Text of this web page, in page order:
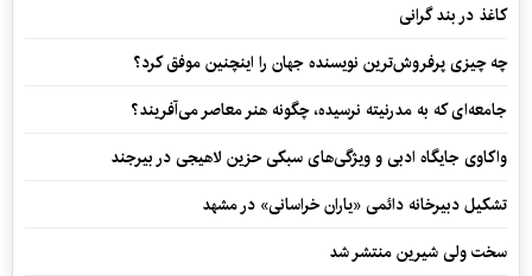
کاغذ در بند گرانی
چه چیزی پرفروش‌ترین نویسنده جهان را اینچنین موفق کرد؟
جامعه‌ای که به مدرنیته نرسیده، چگونه هنر معاصر می‌آفریند؟
واکاوی جایگاه ادبی و ویژگی‌های سبکی حزین لاهیجی در بیرجند
تشکیل دبیرخانه دائمی «یاران خراسانی» در مشهد
سخت ولی شیرین منتشر شد